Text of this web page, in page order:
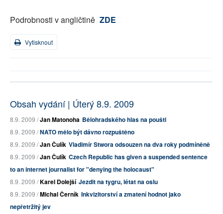
Podrobnosti v angličtině ZDE
Vytisknout
Obsah vydání | Úterý 8.9. 2009
8.9. 2009 /Jan Matonoha Bělohradského hlas na poušti
8.9. 2009 /NATO mělo být dávno rozpuštěno
8.9. 2009 /Jan Čulík Vladimír Stwora odsouzen na dva roky podmíněně
8.9. 2009 /Jan Čulík Czech Republic has given a suspended sentence
to an internet journalist for "denying the holocaust"
8.9. 2009 /Karel Dolejší Jezdit na tygru, létat na oslu
8.9. 2009 /Michal Černík Inkvizitorství a zmatení hodnot jako
nepřetržitý jev